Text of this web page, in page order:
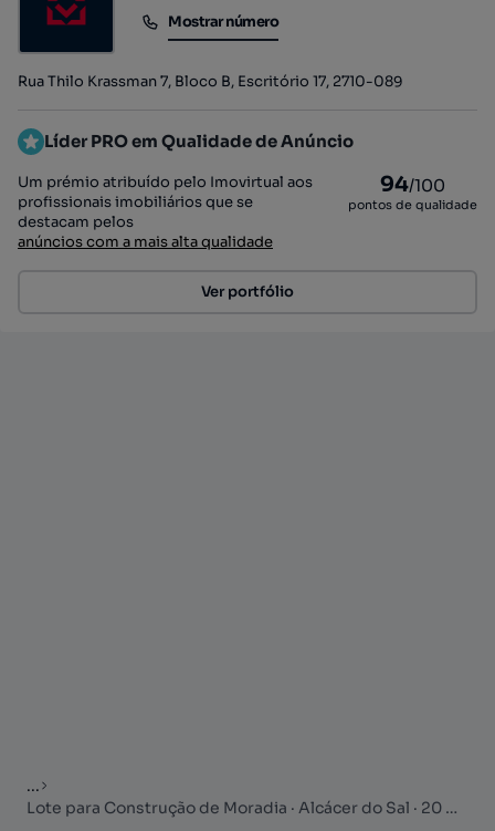
Mostrar número
Mostrar número
Rua Thilo Krassman 7, Bloco B, Escritório 17, 2710-089
Líder PRO em Qualidade de Anúncio
Um prémio atribuído pelo Imovirtual aos
profissionais imobiliários que se
destacam pelos
anúncios com a mais alta qualidade
94/100
pontos de qualidade
Ver portfólio
...
Lote para Construção de Moradia · Alcácer do Sal · 20 min da...